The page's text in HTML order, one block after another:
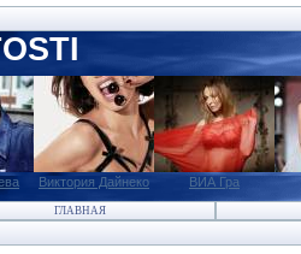
Виктория Дайнеко ВИА Гра
ГЛАВНАЯ